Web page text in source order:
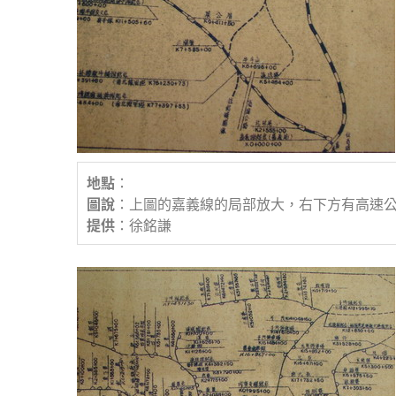
地點 ：
圖說 ：上圖的嘉義線的局部放大，右下方有高速
提供 ：徐銘謙